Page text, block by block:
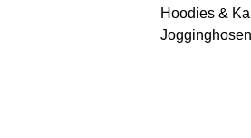
Hoodies &
Jogginghosen